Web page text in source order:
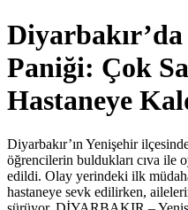
Paniği: Çok
Hastaneye
Diyarbakır’ın Yenişehir
öğrencilerin buldukları cıva ile
edildi. Olay yerindeki ilk
hastaneye sevk edilirken,